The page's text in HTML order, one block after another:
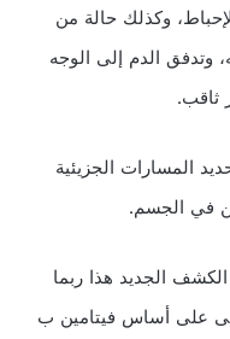
وكذلك حالة من
وتدفق الدم إلى الوجه
ثاقب.
المسارات الجزيئية
في الجسم.
الجديد هذا ربما
على أساس فيتامين ب